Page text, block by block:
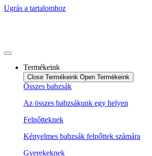
Ugrás a tartalomhoz
Termékeink
Close Termékeink Open Termékeink
Összes babzsák
Az összes babzsákunk egy helyen
Felnőtteknek
Kényelmes babzsák felnőttek számára
Gyerekeknek